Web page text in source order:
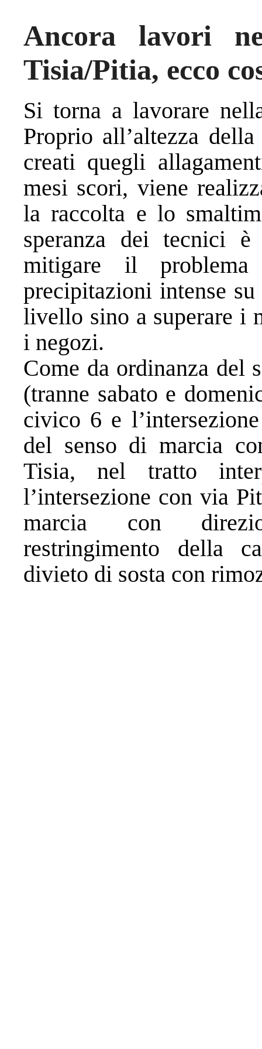
Ancora lavori
Tisia/Pitia, ecco
Si torna a lavorare
Proprio all’altezza
creati quegli
mesi scori, viene
la raccolta e lo
speranza dei tecnici è
mitigare il
precipitazioni intense
livello sino a superare i
i negozi.
Come da ordinanza del
(tranne sabato e
civico 6 e
del senso di marcia
Tisia, nel tratto
l’intersezione con via
marcia con
restringimento della
divieto di sosta con